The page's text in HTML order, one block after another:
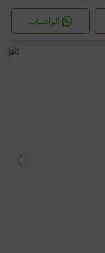
الواتساب